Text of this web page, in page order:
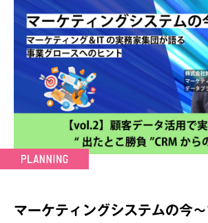
マーケティングシステムの今